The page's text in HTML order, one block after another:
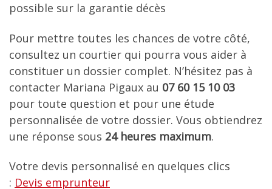
possible sur la garantie décès
Pour mettre toutes les chances de votre côté,
consultez un courtier qui pourra vous aider à
constituer un dossier complet. N’hésitez pas à
contacter Mariana Pigaux au 07 60 15 10 03
pour toute question et pour une étude
personnalisée de votre dossier. Vous obtiendrez
une réponse sous 24 heures maximum.
Votre devis personnalisé en quelques clics
: Devis emprunteur